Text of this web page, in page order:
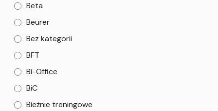
Beta
Beurer
Bez kategorii
BFT
Bi-Office
BiC
Bieżnie treningowe